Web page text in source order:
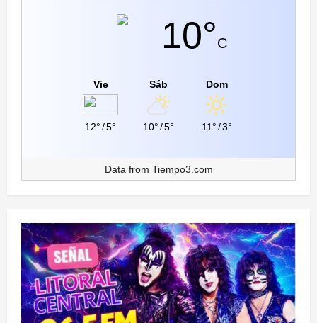
10°C
Vie
12°/5°
Sáb
10°/5°
Dom
11°/3°
Data from Tiempo3.com